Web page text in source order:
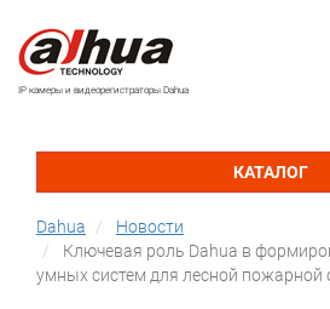
IP камеры и видеорегистраторы Dahua
КАТАЛОГ
Dahua
Новости
Ключевая роль Dahua в
умных систем для лесной пожарной